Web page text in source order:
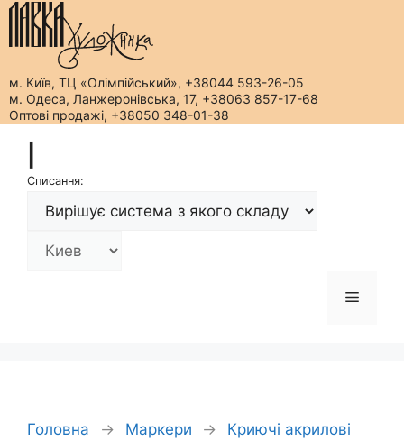
м. Київ, ТЦ «Олімпійський», +38044 593-26-05
м. Одеса, Ланжеронівська, 17, +38063 857-17-68
Оптові продажі, +38050 348-01-38
вмістуСписання:
Меню
Головна → Маркери →
Криючі акрилові